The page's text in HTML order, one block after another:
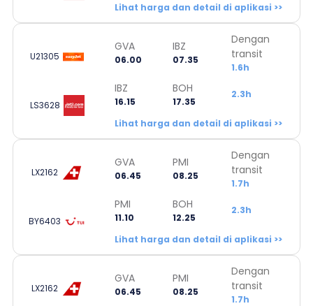
Lihat harga dan detail di aplikasi >>
U21305
GVA
06.00
IBZ
07.35
Dengan
transit
1.6h
LS3628
IBZ
16.15
BOH
17.35
2.3h
Lihat harga dan detail di aplikasi >>
LX2162
GVA
06.45
PMI
08.25
Dengan
transit
1.7h
BY6403
PMI
11.10
BOH
12.25
2.3h
Lihat harga dan detail di aplikasi >>
LX2162
GVA
06.45
PMI
08.25
Dengan
transit
1.7h